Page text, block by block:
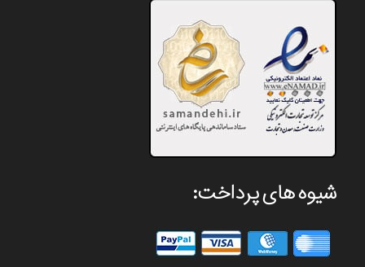
شیوه های پرداخت: